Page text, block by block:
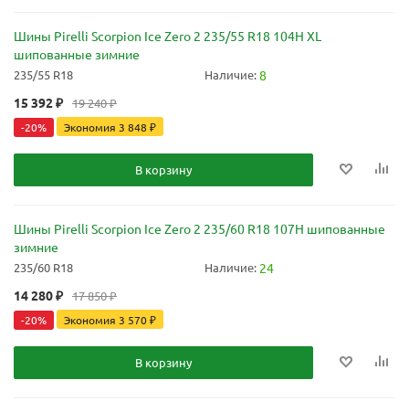
Шины Pirelli Scorpion Ice Zero 2 235/55 R18 104H XL
шипованные зимние
235/55 R18 Наличие:8
15 392₽ 19 240₽
-20% Экономия 3 848 ₽
В корзину
Шины Pirelli Scorpion Ice Zero 2 235/60 R18 107H шипованные
зимние
235/60 R18 Наличие: 24
14 280₽ 17 850₽
-20% Экономия 3 570₽
В корзину